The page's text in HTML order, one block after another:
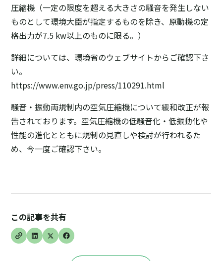
圧縮機（一定の限度を超える大きさの騒音を発生しない
ものとして環境大臣が指定するものを除き、原動機の定
格出力が7.5 kw以上のものに限る。）
詳細については、環境省のウェブサイトからご確認下さ
い。
https://www.env.go.jp/press/110291.html
騒音・振動両規制内の空気圧縮機について緩和改正が報
告されております。空気圧縮機の低騒音化・低振動化や
性能の進化とともに規制の見直しや検討が行われるた
め、今一度ご確認下さい。
この記事を共有